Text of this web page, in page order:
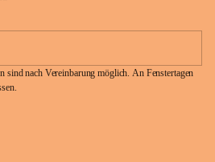
sind nach Vereinbarung möglich. An Fenstertagen